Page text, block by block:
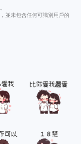
並未包含任何可識別用戶的